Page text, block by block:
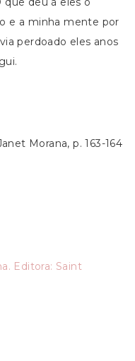
e a minha mente por
perdoado eles anos
Morana, p. 163-164
Editora: Saint